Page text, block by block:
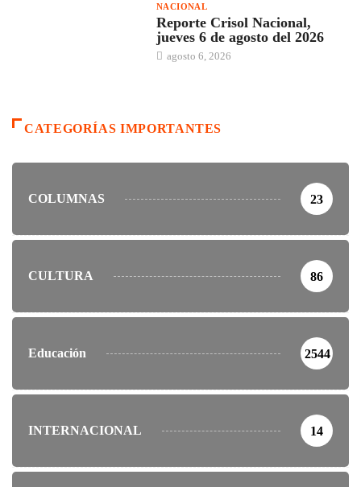
NACIONAL
Reporte Crisol Nacional,
jueves 6 de agosto del 2026
agosto 6, 2026
CATEGORÍAS IMPORTANTES
COLUMNAS 23
CULTURA 86
Educación 2544
INTERNACIONAL 14